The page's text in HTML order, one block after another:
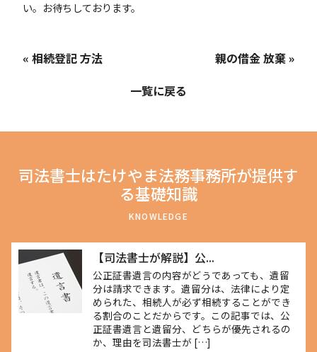
い。お待ちしております。
« 相続登記 方法
親の借金 放棄 »
一覧に戻る
司法書士はたけやま法務事務所が提供す
る基礎知識
KNOWLEDGE
【司法書士が解説】公...
公正証書遺言の内容がどうであっても、遺留
分は請求できます。遺留分は、法律により定
められた、相続人が必ず相続することができ
る割合のことだからです。この記事では、公
正証書遺言と遺留分、どちらが優先されるの
か、理由を司法書士が […]